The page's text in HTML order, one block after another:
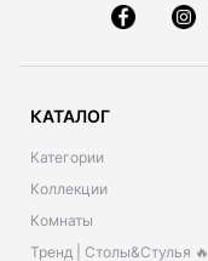
КАТАЛОГ
Категории
Коллекции
Комнаты
Тренд | Столы&Стулья 🔥